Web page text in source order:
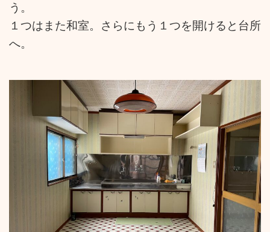
う。
１つはまた和室。さらにもう１つを開けると台所
へ。